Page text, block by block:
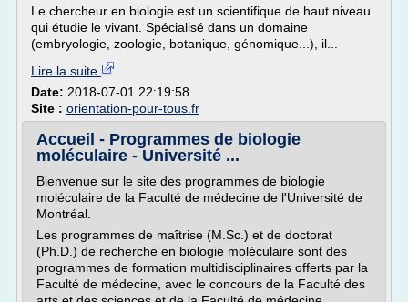
Le chercheur en biologie est un scientifique de haut niveau
qui étudie le vivant. Spécialisé dans un domaine
(embryologie, zoologie, botanique, génomique...), il...
Lire la suite
Date: 2018-07-01 22:19:58
Site : orientation-pour-tous.fr
Accueil - Programmes de biologie
moléculaire - Université ...
Bienvenue sur le site des programmes de biologie
moléculaire de la Faculté de médecine de l'Université de
Montréal.
Les programmes de maîtrise (M.Sc.) et de doctorat
(Ph.D.) de recherche en biologie moléculaire sont des
programmes de formation multidisciplinaires offerts par la
Faculté de médecine, avec le concours de la Faculté des